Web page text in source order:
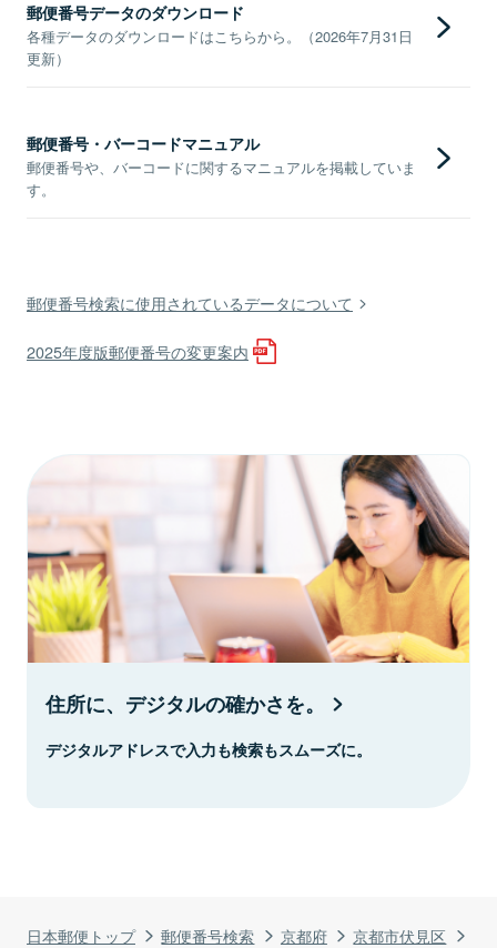
日本郵便トップ 郵便番号検索 京都府
京都市伏見区
郵便番号データのダウンロード
各種データのダウンロードはこちらから。（2026年7月31日
更新）
郵便番号・バーコードマニュアル
郵便番号や、バーコードに関するマニュアルを掲載していま
す。
郵便番号検索に使用されているデータについて
2025年度版郵便番号の変更案内
住所に、デジタルの確かさを。
デジタルアドレスで入力も検索もスムーズに。